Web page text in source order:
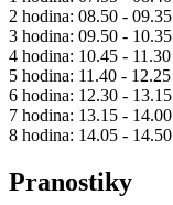
2 hodina: 08.50 - 09.35
3 hodina: 09.50 - 10.35
4 hodina: 10.45 - 11.30
5 hodina: 11.40 - 12.25
6 hodina: 12.30 - 13.15
7 hodina: 13.15 - 14.00
8 hodina: 14.05 - 14.50
Pranostiky